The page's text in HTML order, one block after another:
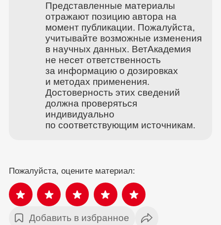
Представленные материалы
отражают позицию автора на
момент публикации. Пожалуйста,
учитывайте возможные изменения
в научных данных. ВетАкадемия
не несет ответственность
за информацию о дозировках
и методах применения.
Достоверность этих сведений
должна проверяться
индивидуально
по соответствующим источникам.
Пожалуйста, оцените материал:
Добавить в избранное